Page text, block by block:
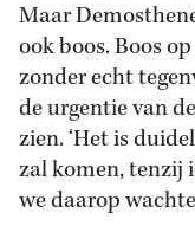
Maar
ook boos. Boos
zonder echt
de urgentie van
zien. ‘Het is
zal komen, tenzij
we daarop